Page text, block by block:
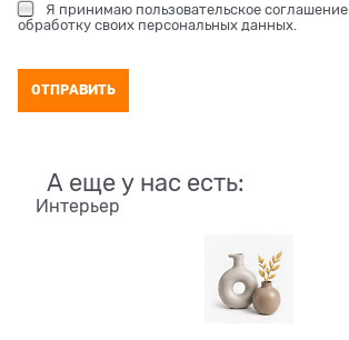
Я принимаю пользовательское соглашение
обработку своих персональных данных.
А еще у нас есть:
Интерьер